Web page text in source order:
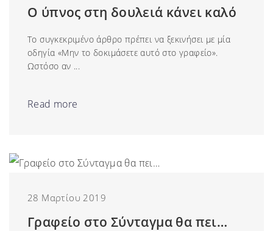
Ο ύπνος στη δουλειά κάνει καλό
Το συγκεκριμένο άρθρο πρέπει να ξεκινήσει με μία
οδηγία «Μην το δοκιμάσετε αυτό στο γραφείο».
Ωστόσο αν ...
Read more
28 Μαρτίου 2019
Γραφείο στο Σύνταγμα θα πει…